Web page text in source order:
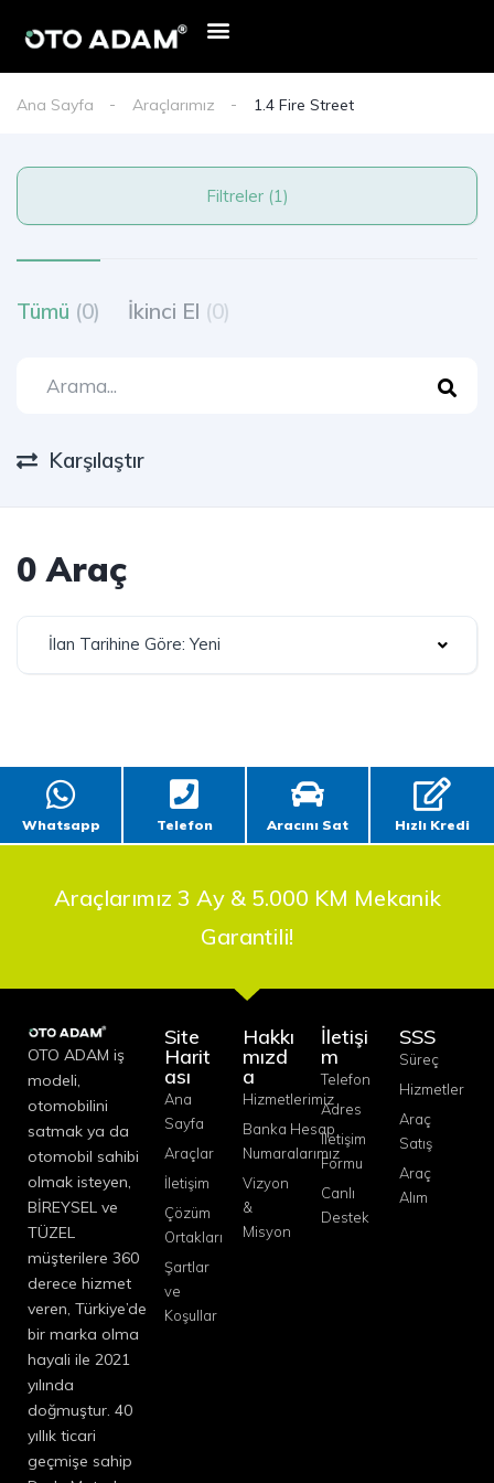
Ana Sayfa Araçlarımız 1.4 Fire Street
Filtreler (1)
Tümü (0) İkinci El (0)
Karşılaştır
0 Araç
İlan Tarihine Göre: Yeni
Whatsapp Telefon Aracını Sat Hızlı Kredi
Araçlarımız 3 Ay & 5.000 KM Mekanik
Garantili!
OTO ADAM iş
modeli,
otomobilini
satmak ya da
otomobil sahibi
olmak isteyen,
BİREYSEL ve
TÜZEL
müşterilere 360
derece hizmet
veren, Türkiye’de
bir marka olma
hayali ile 2021
yılında
doğmuştur. 40
yıllık ticari
geçmişe sahip
Site
Harit
ası
Ana
Sayfa
Araçlar
İletişim
Çözüm
Ortakları
Şartlar
ve
Koşullar
Hakkı
mızd
a
Hizmetlerimiz
Banka Hesap
Numaralarımız
Vizyon
&
Misyon
İletişi
m
Telefon
Adres
İletişim
Formu
Canlı
Destek
SSS
Süreç
Hizmetler
Araç
Satış
Araç
Alım